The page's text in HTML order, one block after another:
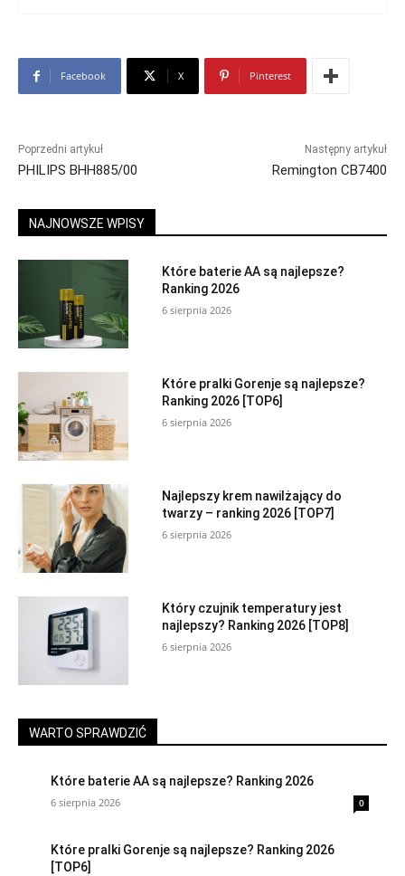
Facebook X Pinterest
Poprzedni artykuł
PHILIPS BHH885/00
Następny artykuł
Remington CB7400
NAJNOWSZE WPISY
Które baterie AA są najlepsze?
Ranking 2026
6 sierpnia 2026
Które pralki Gorenje są najlepsze?
Ranking 2026 [TOP6]
6 sierpnia 2026
Najlepszy krem nawilżający do
twarzy – ranking 2026 [TOP7]
6 sierpnia 2026
Który czujnik temperatury jest
najlepszy? Ranking 2026 [TOP8]
6 sierpnia 2026
WARTO SPRAWDZIĆ
Które baterie AA są najlepsze? Ranking 2026
6 sierpnia 2026 0
Które pralki Gorenje są najlepsze? Ranking 2026
[TOP6]